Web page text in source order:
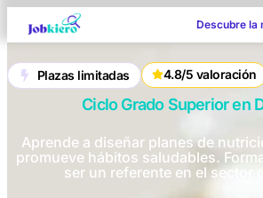
Descubre la
Plazas limitadas 4.8/5 valoración
Ciclo Grado Superior en
Aprende a diseñar planes de
promueve hábitos saludables.
ser un referente en el sector